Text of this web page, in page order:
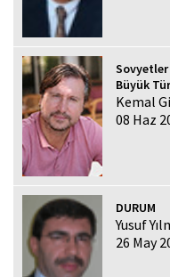
Sovyetler
Büyük
Kemal
08 Haz
DURUM
Yusuf
26 May